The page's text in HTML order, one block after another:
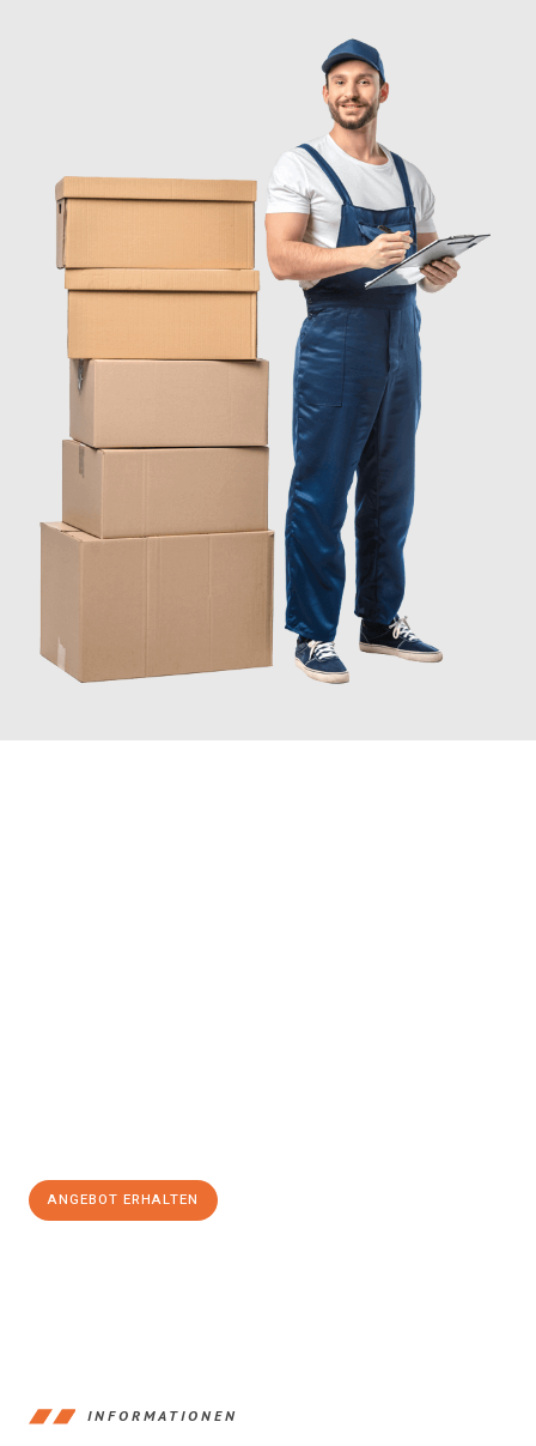
ANGEBOT ERHALTEN
INFORMATIONEN